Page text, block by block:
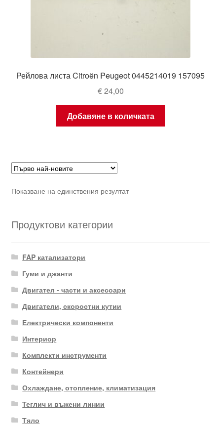
Рейлова листа Citroën Peugeot 0445214019 157095
€24,00
Добавяне в количката
Показване на единствения резултат
Продуктови категории
FAP катализатори
Гуми и джанти
Двигател - части и аксесоари
Двигатели, скоростни кутии
Електрически компоненти
Интериор
Комплекти инструменти
Контейнери
Охлаждане, отопление, климатизация
Теглич и въжени линии
Тяло